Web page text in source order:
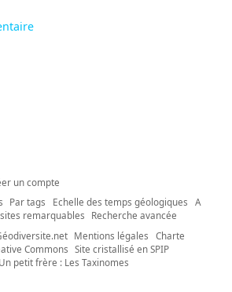
un compte
Par tags Echelle des temps géologiques
A
remarquables
Recherche avancée
Mentions légales
Charte
Commons Site cristallisé en SPIP
Un petit frère : Les Taxinomes